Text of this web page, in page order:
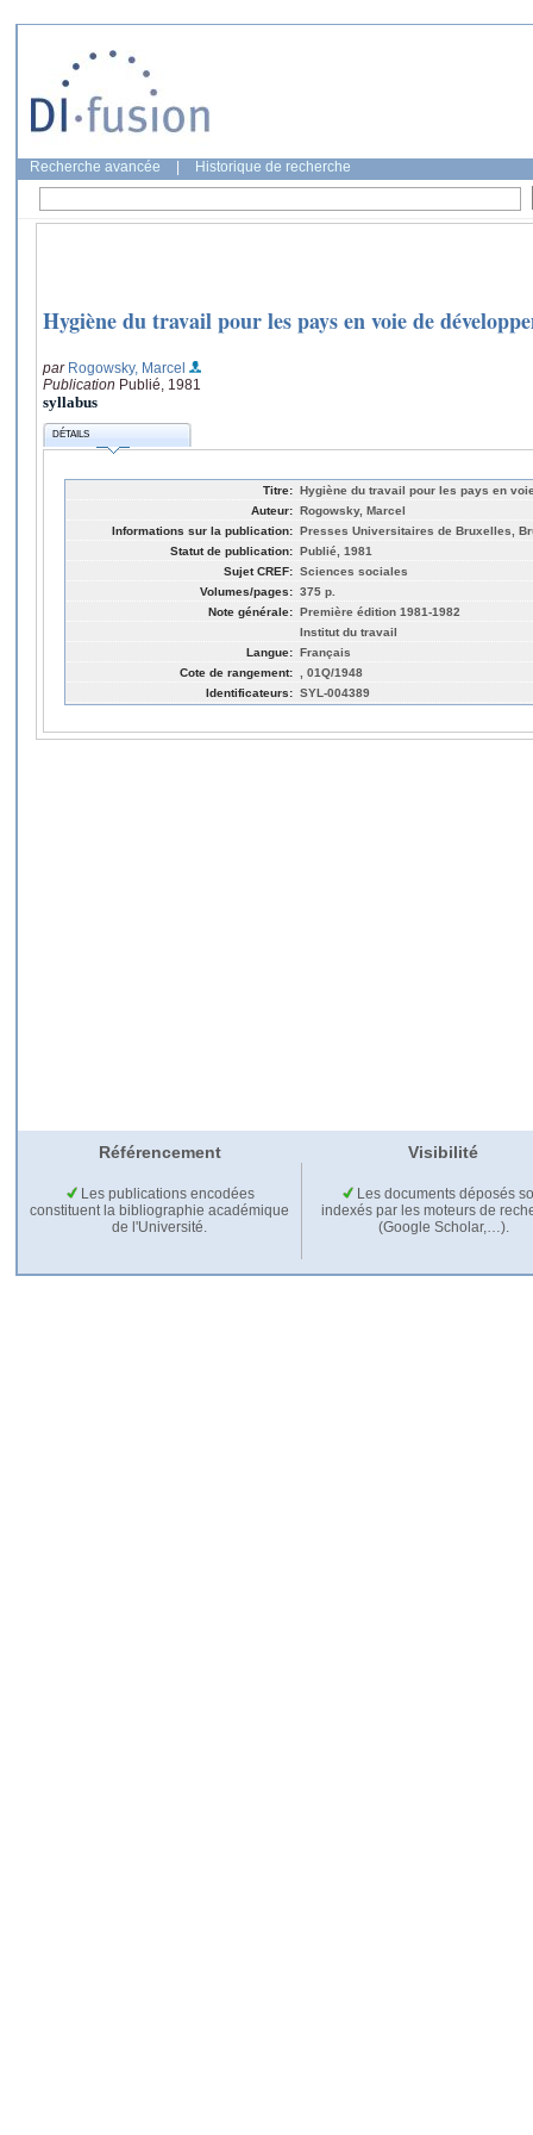
Recherche avancée Historique de recherche
Hygiène du travail pour les pays en voie de
par Rogowsky, Marcel
Publication Publié, 1981
syllabus
DÉTAILS
Titre: Hygiène du travail pour les pays en
Auteur: Rogowsky, Marcel
Informations sur la publication: Presses Universitaires de Bruxelles,
Statut de publication: Publié, 1981
Sujet CREF: Sciences sociales
Volumes/pages: 375 p.
Note générale: Première édition 1981-1982
Institut du travail
Langue: Français
Cote de rangement:
, 01Q/1948
Identificateurs: SYL-004389
Référencement Visibilité
Les publications encodées
constituent la bibliographie académique
de l'Université.
Les documents déposés
indexés par les moteurs de
(Google Scholar,…).